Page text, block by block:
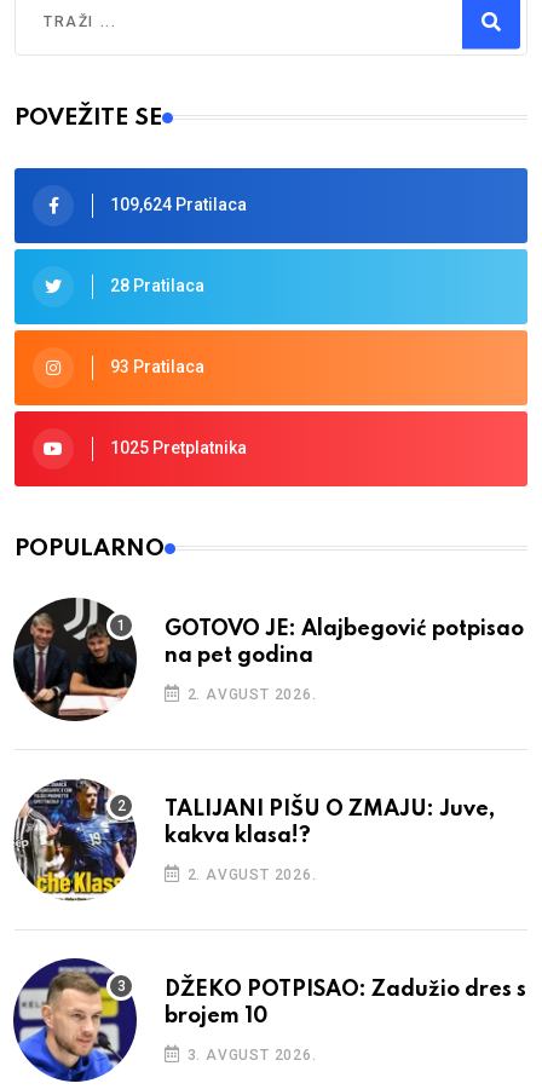
Type 2 or more characters for results.
POVEŽITE SE
109,624 Pratilaca
28 Pratilaca
93 Pratilaca
1025 Pretplatnika
POPULARNO
GOTOVO JE: Alajbegović potpisao
na pet godina
2. AVGUST 2026.
TALIJANI PIŠU O ZMAJU: Juve,
kakva klasa!?
2. AVGUST 2026.
DŽEKO POTPISAO: Zadužio dres s
brojem 10
3. AVGUST 2026.